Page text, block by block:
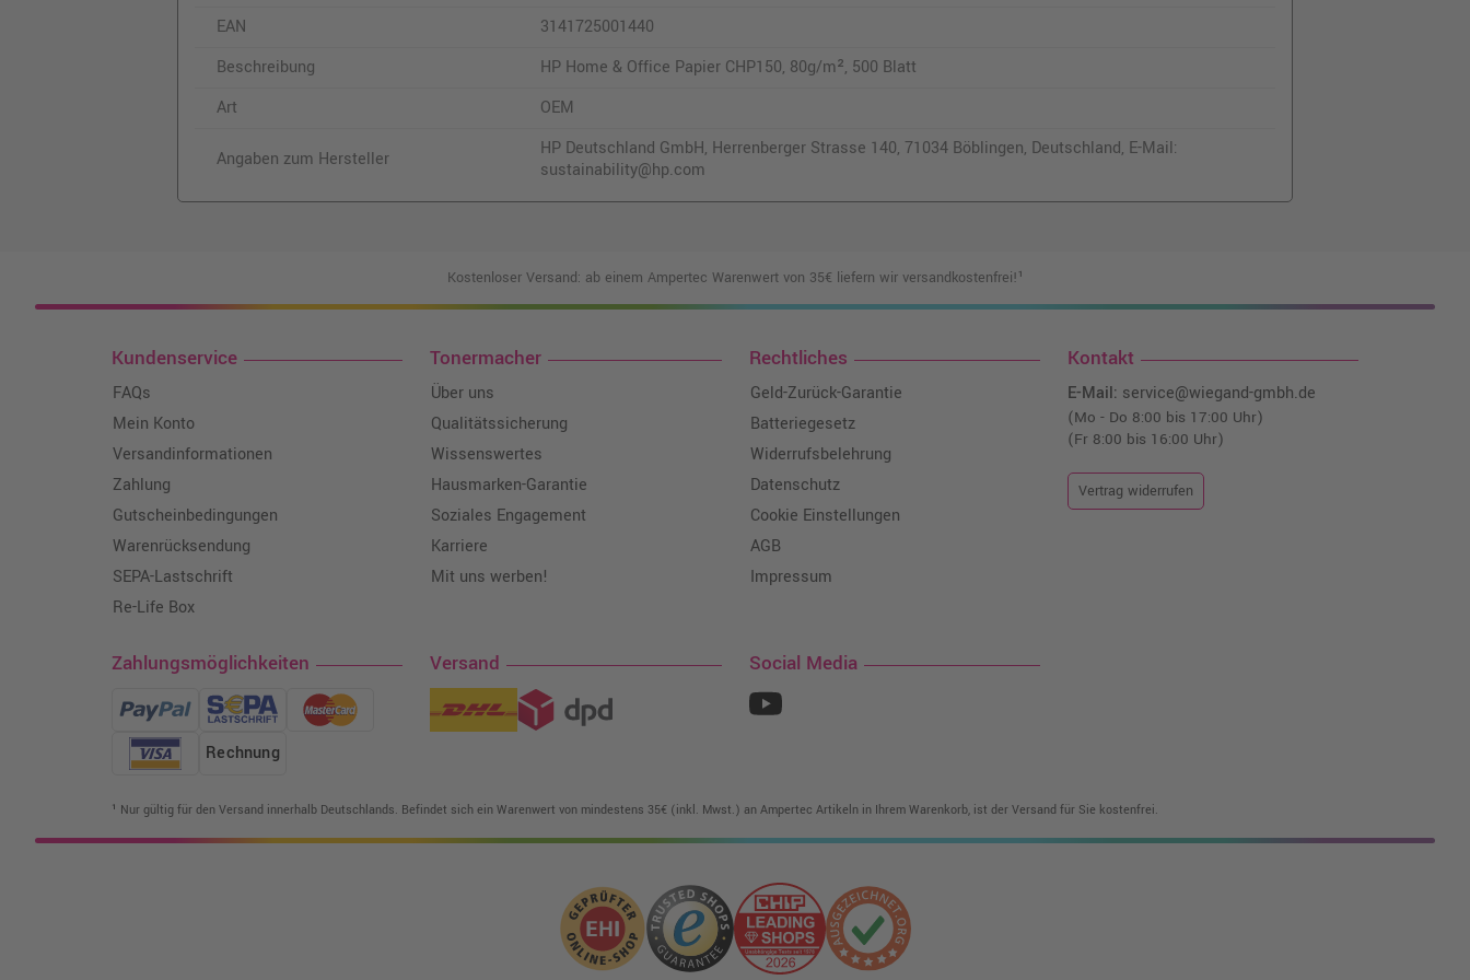
EAN
3141725001440
Beschreibung
HP Home & Office Papier CHP150, 80g/m², 500 Blatt
Art
OEM
Angaben zum Hersteller
HP Deutschland GmbH, Herrenberger Strasse 140, 71034 Böblingen, Deutschland, E-Mail:
sustainability@hp.com
Kostenloser Versand: ab einem Ampertec Warenwert von 35€ liefern wir versandkostenfrei!¹
Kundenservice
FAQs
Mein Konto
Versandinformationen
Zahlung
Gutscheinbedingungen
Warenrücksendung
SEPA-Lastschrift
Re-Life Box
Tonermacher
Über uns
Qualitätssicherung
Wissenswertes
Hausmarken-Garantie
Soziales Engagement
Karriere
Mit uns werben!
Rechtliches
Geld-Zurück-Garantie
Batteriegesetz
Widerrufsbelehrung
Datenschutz
Cookie Einstellungen
AGB
Impressum
Kontakt
E-Mail: service@wiegand-gmbh.de
(Mo - Do 8:00 bis 17:00 Uhr)
(Fr 8:00 bis 16:00 Uhr)
Vertrag widerrufen
Zahlungsmöglichkeiten
Rechnung
Versand Social Media
¹ Nur gültig für den Versand innerhalb Deutschlands. Befindet sich ein Warenwert von mindestens 35€ (inkl. Mwst.) an Ampertec Artikeln in Ihrem Warenkorb, ist der Versand für Sie kostenfrei.